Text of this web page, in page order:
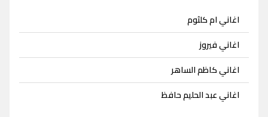
اغاني ام كلثوم
اغاني فيروز
اغاني كاظم الساهر
اغاني عبد الحليم حافظ